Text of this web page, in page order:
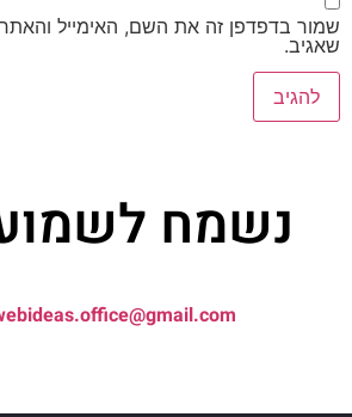
שמור בדפדפן זה את השם, האימייל
שאגיב.
נשמח